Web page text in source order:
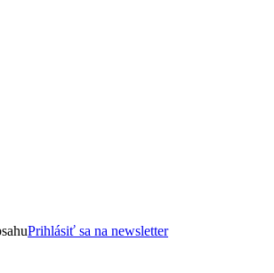
min Prihlásiť sa na newsletter